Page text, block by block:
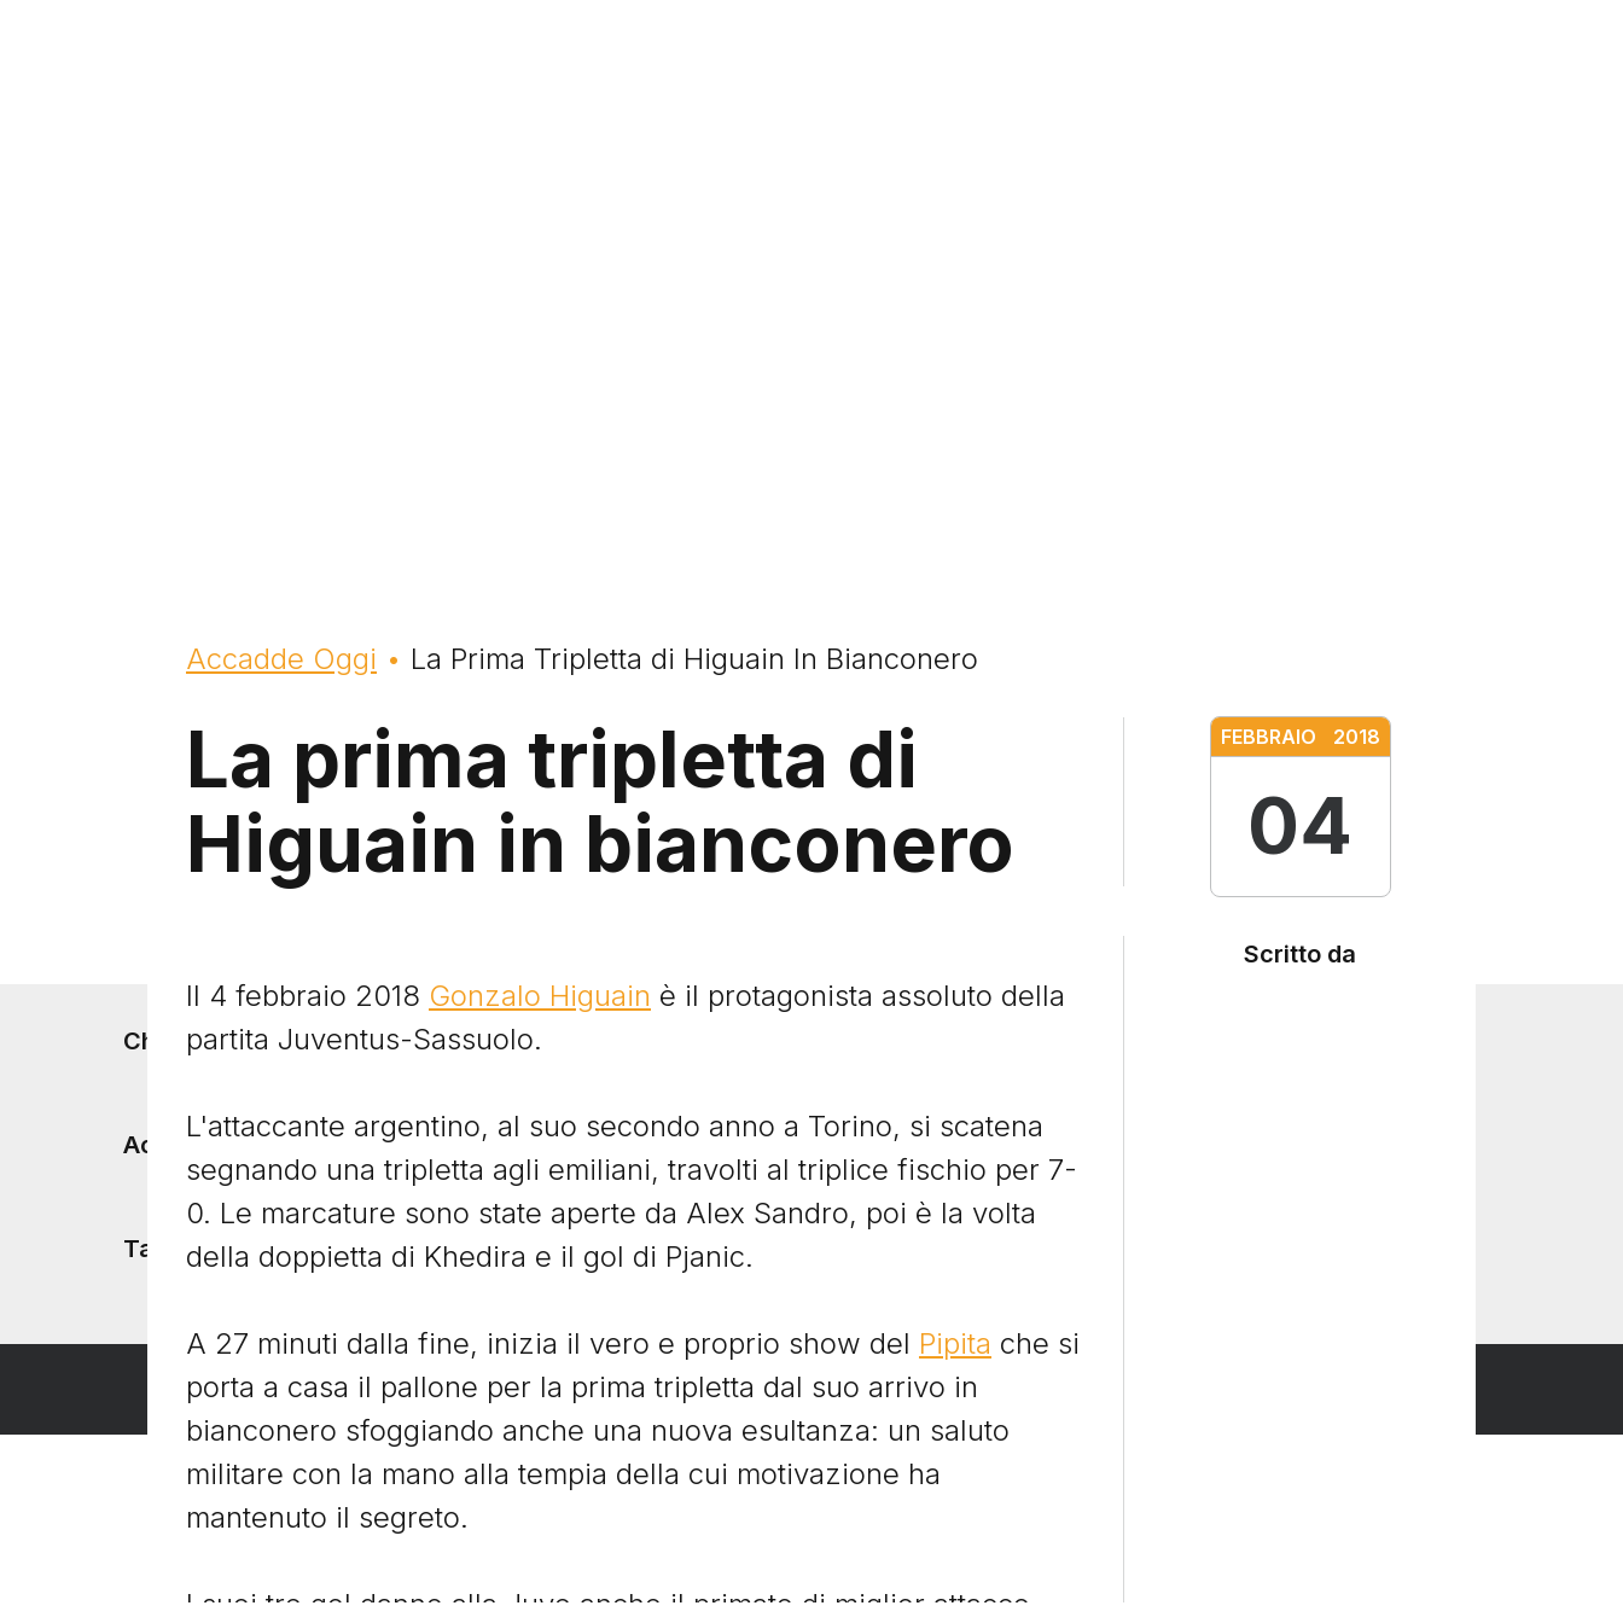
Briciole di pane
Accadde Oggi La Prima Tripletta di Higuain In Bianconero
La prima tripletta di
Higuain in bianconero
FEBBRAIO 2018
04
Il 4 febbraio 2018 Gonzalo Higuain è il protagonista assoluto della
partita Juventus-Sassuolo.
L'attaccante argentino, al suo secondo anno a Torino, si scatena
segnando una tripletta agli emiliani, travolti al triplice fischio per 7-
0. Le marcature sono state aperte da Alex Sandro, poi è la volta
della doppietta di Khedira e il gol di Pjanic.
A 27 minuti dalla fine, inizia il vero e proprio show del Pipita che si
porta a casa il pallone per la prima tripletta dal suo arrivo in
bianconero sfoggiando anche una nuova esultanza: un saluto
militare con la mano alla tempia della cui motivazione ha
mantenuto il segreto.
I suoi tre gol danno alla Juve anche il primato di miglior attacco
Scritto da
Footer menu
Chi siamo
Accadde Oggi I Signori del Sabato
Tacchetti TV
© Tacchettidiprovincia.it - 2026 - Tutti diritti riservati